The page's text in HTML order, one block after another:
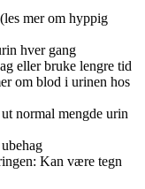
mer om hyppig
hver gang
eller bruke lengre tid
om blod i urinen hos
normal mengde urin
Kan være tegn